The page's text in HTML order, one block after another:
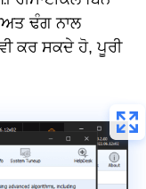
ਢੰਗ ਨਾਲ
ਕਰ ਸਕਦੇ ਹੋ, ਪੂਰੀ